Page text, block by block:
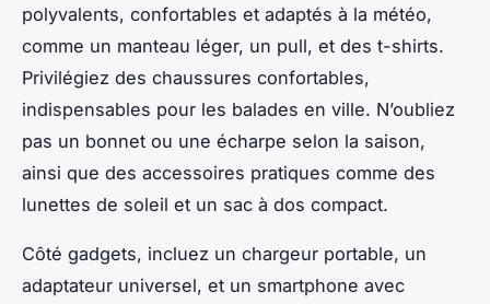
polyvalents, confortables et adaptés à la météo,
comme un manteau léger, un pull, et des t-shirts.
Privilégiez des chaussures confortables,
indispensables pour les balades en ville. N’oubliez
pas un bonnet ou une écharpe selon la saison,
ainsi que des accessoires pratiques comme des
lunettes de soleil et un sac à dos compact.
Côté gadgets, incluez un chargeur portable, un
adaptateur universel, et un smartphone avec